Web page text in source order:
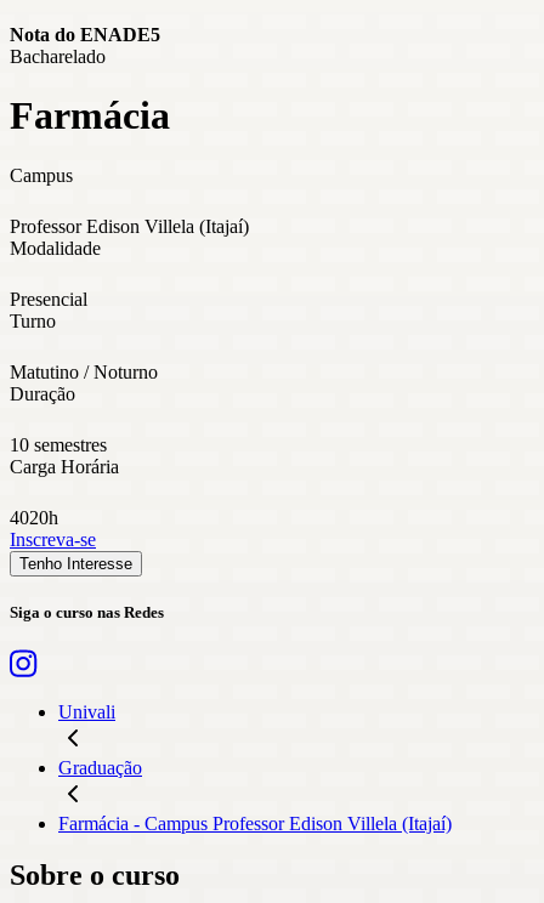
Nota do ENADE5
Bacharelado
Farmácia
Campus
Professor Edison Villela (Itajaí)
Modalidade
Presencial
Turno
Matutino / Noturno
Duração
10 semestres
Carga Horária
4020h
Inscreva-se
Tenho Interesse
Siga o curso nas Redes
Univali
Graduação
Farmácia - Campus Professor Edison Villela (Itajaí)
Sobre o curso